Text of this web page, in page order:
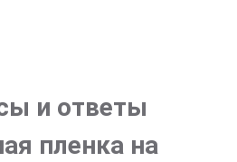
и ответы
пленка на